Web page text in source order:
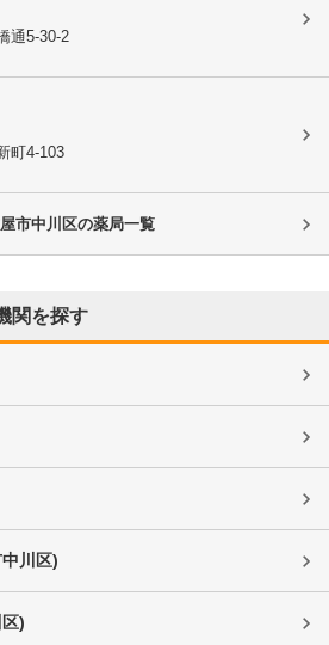
通5-30-2
町4-103
市中川区の薬局一覧
関を探す
川区)
)